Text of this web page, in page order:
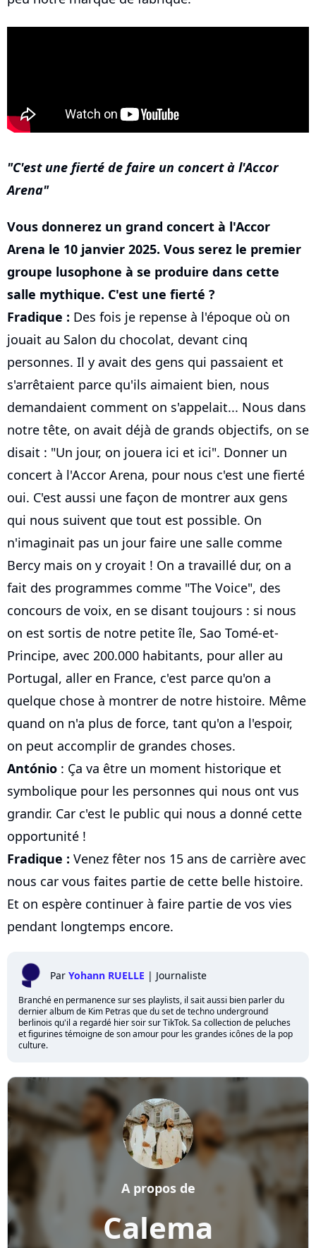
C'est une fierté de faire un concert à l'Accor
Arena
Vous donnerez un grand concert à l'Accor
Arena le 10 janvier 2025. Vous serez le premier
groupe lusophone à se produire dans cette
salle mythique. C'est une fierté ?
Fradique : Des fois je repense à l'époque où on
jouait au Salon du chocolat, devant cinq
personnes. Il y avait des gens qui passaient et
s'arrêtaient parce qu'ils aimaient bien, nous
demandaient comment on s'appelait... Nous dans
notre tête, on avait déjà de grands objectifs, on se
disait : "Un jour, on jouera ici et ici". Donner un
concert à l'Accor Arena, pour nous c'est une fierté
oui. C'est aussi une façon de montrer aux gens
qui nous suivent que tout est possible. On
n'imaginait pas un jour faire une salle comme
Bercy mais on y croyait ! On a travaillé dur, on a
fait des programmes comme "The Voice", des
concours de voix, en se disant toujours : si nous
on est sortis de notre petite île, Sao Tomé-et-
Principe, avec 200.000 habitants, pour aller au
Portugal, aller en France, c'est parce qu'on a
quelque chose à montrer de notre histoire. Même
quand on n'a plus de force, tant qu'on a l'espoir,
on peut accomplir de grandes choses.
António : Ça va être un moment historique et
symbolique pour les personnes qui nous ont vus
grandir. Car c'est le public qui nous a donné cette
opportunité !
Fradique : Venez fêter nos 15 ans de carrière avec
nous car vous faites partie de cette belle histoire.
Et on espère continuer à faire partie de vos vies
pendant longtemps encore.
Par Yohann RUELLE | Journaliste
Branché en permanence sur ses playlists, il sait aussi bien parler du
dernier album de Kim Petras que du set de techno underground
berlinois qu'il a regardé hier soir sur TikTok. Sa collection de peluches
et figurines témoigne de son amour pour les grandes icônes de la pop
culture.
Calema
A propos de